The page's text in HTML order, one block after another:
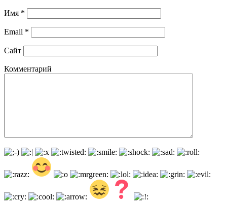
Имя *
Email *
Сайт
Комментарий